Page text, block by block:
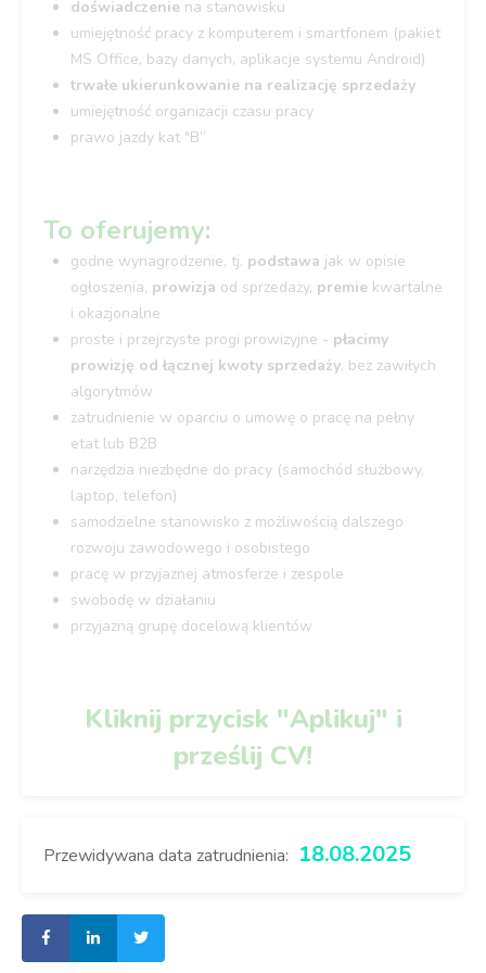
doświadczenie na stanowisku
umiejętność pracy z komputerem i smartfonem (pakiet
MS Office, bazy danych, aplikacje systemu Android)
trwałe ukierunkowanie na realizację sprzedaży
umiejętność organizacji czasu pracy
prawo jazdy kat "B”
To oferujemy:
godne wynagrodzenie, tj. podstawa jak w opisie
ogłoszenia, prowizja od sprzedaży, premie kwartalne
i okazjonalne
proste i przejrzyste progi prowizyjne - płacimy
prowizję od łącznej kwoty sprzedaży, bez zawiłych
algorytmów
zatrudnienie w oparciu o umowę o pracę na pełny
etat lub B2B
narzędzia niezbędne do pracy (samochód służbowy,
laptop, telefon)
samodzielne stanowisko z możliwością dalszego
rozwoju zawodowego i osobistego
pracę w przyjaznej atmosferze i zespole
swobodę w działaniu
przyjazną grupę docelową klientów
Kliknij przycisk "Aplikuj" i
prześlij CV!
Przewidywana data zatrudnienia: 18.08.2025